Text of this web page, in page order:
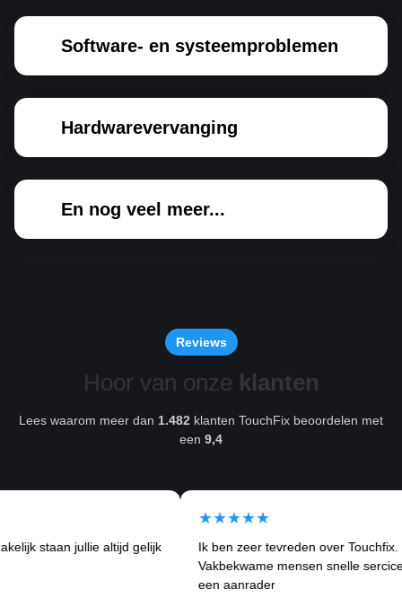
Software- en systeemproblemen
Hardwarevervanging
En nog veel meer...
Reviews
Hoor van onze klanten
Lees waarom meer dan 1.482 klanten TouchFix beoordelen met
een 9,4
jullie altijd gelijk
★★★★★
Ik ben zeer tevreden over Touchfix.
Vakbekwame mensen snelle sercice
een aanrader